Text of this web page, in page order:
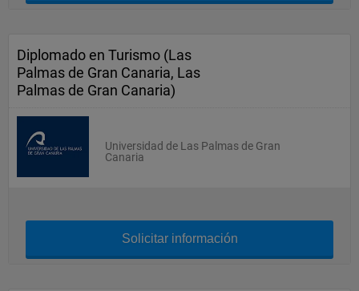
Diplomado en Turismo (Las
Palmas de Gran Canaria, Las
Palmas de Gran Canaria)
Universidad de Las Palmas de Gran
Canaria
Solicitar información